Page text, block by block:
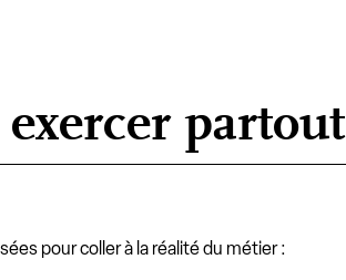
partout
pour coller à la réalité du métier :